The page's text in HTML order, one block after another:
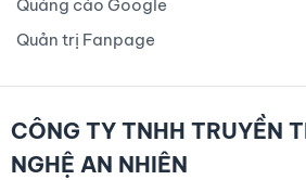
Quảng cáo Google
Quản trị Fanpage
CÔNG TY TNHH TRUYỀN
NGHỆ AN NHIÊN